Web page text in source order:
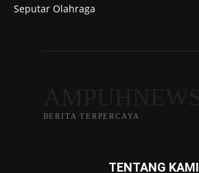
Seputar Olahraga
BERITA TERPERCAYA
TENTANG KAMI